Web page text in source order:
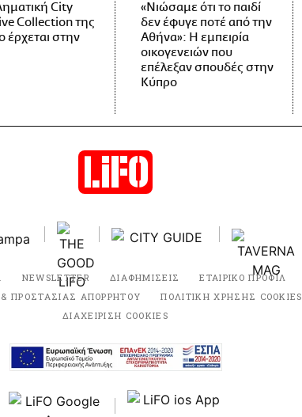
City
Collection της
έρχεται στην
«Νιώσαμε ότι το παιδί
δεν έφυγε ποτέ από την
Αθήνα»: Η εμπειρία
οικογενειών που
επέλεξαν σπουδές στην
Κύπρο
NEWSLETTER ΔΙΑΦΗΜΙΣΕΙΣ ΕΤΑΙΡΙΚΟ ΠΡΟΦΙΛ
ΠΡΟΣΤΑΣΙΑΣ ΑΠΟΡΡΗΤΟΥ
ΠΟΛΙΤΙΚΗ ΧΡΗΣΗΣ COOKIES
ΔΙΑΧΕΙΡΙΣΗ COOKIES